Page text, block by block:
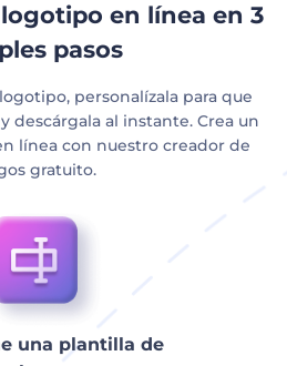
en línea en 3
pasos
personalízala para que
descárgala al instante. Crea un
línea con nuestro creador de
gratuito.
una plantilla de